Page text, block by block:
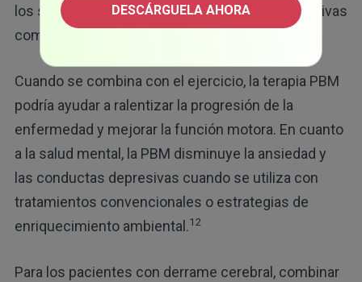
los síntomas de enfermedades neurodegenerativas
como el alzhéimer y párkinson.
11
Cuando se combina con el ejercicio, la terapia PBM
podría ayudar a ralentizar la progresión de la
enfermedad y mejorar la función motora. En cuanto
a la salud mental, la PBM disminuye la ansiedad y
las conductas depresivas cuando se utiliza con
tratamientos convencionales o estrategias de
enriquecimiento ambiental.12
Para los pacientes con derrame cerebral, combinar
DESCÁRGUELA AHORA